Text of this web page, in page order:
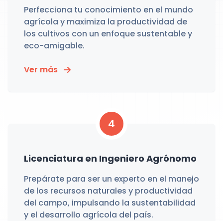
Perfecciona tu conocimiento en el mundo
agrícola y maximiza la productividad de
los cultivos con un enfoque sustentable y
eco-amigable.
Ver más
4
Licenciatura en Ingeniero Agrónomo
Prepárate para ser un experto en el manejo
de los recursos naturales y productividad
del campo, impulsando la sustentabilidad
y el desarrollo agrícola del país.